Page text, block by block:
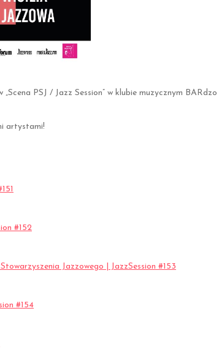
PSJ / Jazz Session” w klubie muzycznym
artystami!
#152
Jazzowego | JazzSession #153
#154